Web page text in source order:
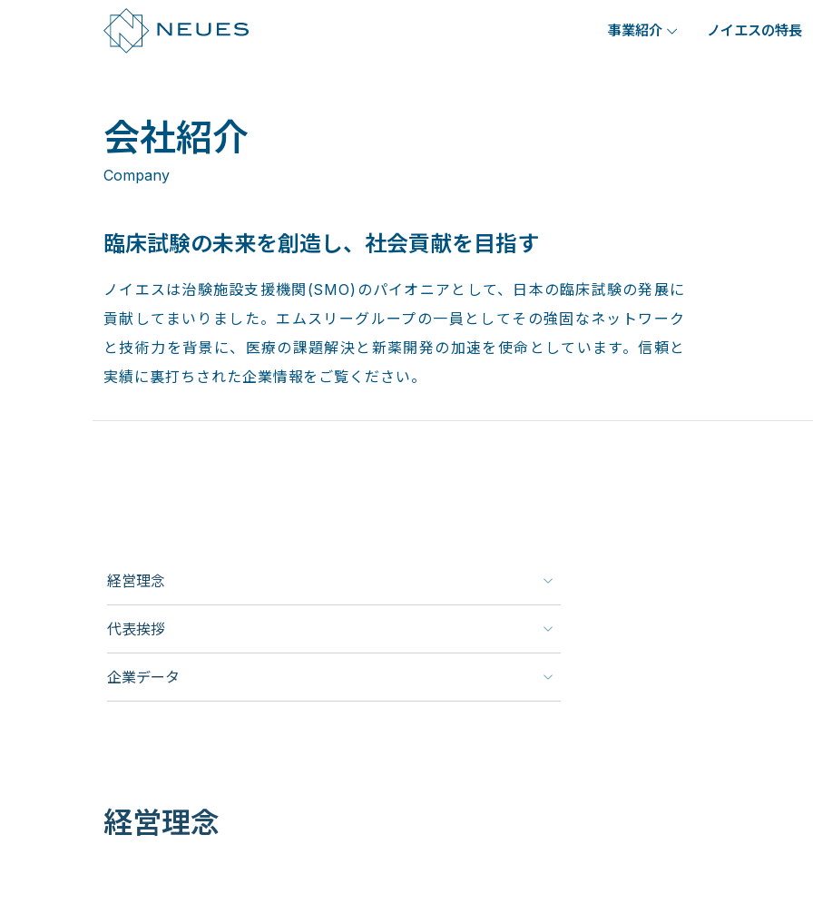
事業紹介 ノイエスの特長
会社紹介
Company
臨床試験の未来を創造し、 社会貢献を目指す
ノイエスは治験施設支援機関(SMO)のパイオニアとして、日本の臨床試験の発展に
貢献してまいりました。エムスリーグループの一員としてその強固なネットワーク
と技術力を背景に、医療の課題解決と新薬開発の加速を使命としています。信頼と
実績に裏打ちされた企業情報をご覧ください。
経営理念
代表挨拶
企業データ
経営理念